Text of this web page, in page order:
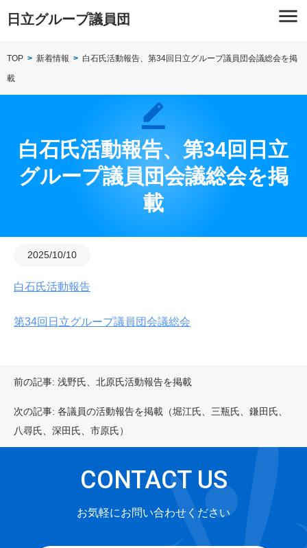
日立グループ議員団 menu
TOP 新着情報 白石氏活動報告、第34回日立グループ議員団会議総会を掲
載
白石氏活動報告、第34回日立
グループ議員団会議総会を掲
載
2025/10/10
白石氏活動報告
第34回日立グループ議員団会議総会
稿
ナ
ビ
ゲ
前の記事: 浅野氏、北原氏活動報告を掲載
次の記事: 各議員の活動報告を掲載（堀江氏、三瓶氏、鎌田氏、
八尋氏、深田氏、市原氏）
CONTACT US
お気軽にお問い合わせください